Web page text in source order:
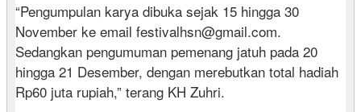
“Pengumpulan karya dibuka sejak 15 hingga 30
November ke email festivalhsn@gmail.com.
Sedangkan pengumuman pemenang jatuh pada 20
hingga 21 Desember, dengan merebutkan total hadiah
Rp60 juta rupiah,” terang KH Zuhri.